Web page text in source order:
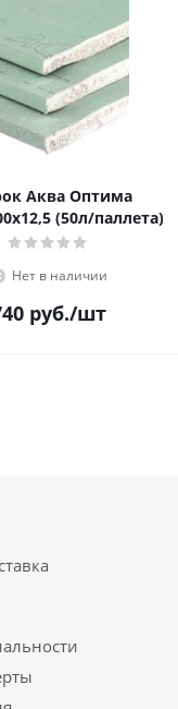
Аква Оптима
(50л/паллета)
Нет в наличии
руб./шт